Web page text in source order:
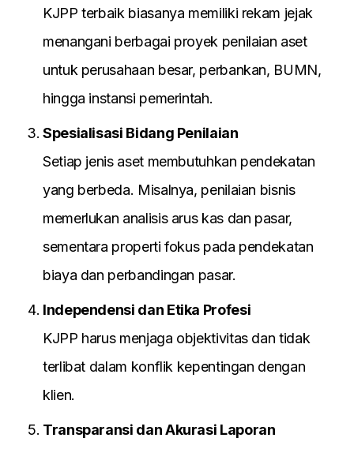
KJPP terbaik biasanya memiliki rekam jejak
menangani berbagai proyek penilaian aset
untuk perusahaan besar, perbankan, BUMN,
hingga instansi pemerintah.
Spesialisasi Bidang Penilaian
Setiap jenis aset membutuhkan pendekatan
yang berbeda. Misalnya, penilaian bisnis
memerlukan analisis arus kas dan pasar,
sementara properti fokus pada pendekatan
biaya dan perbandingan pasar.
Independensi dan Etika Profesi
KJPP harus menjaga objektivitas dan tidak
terlibat dalam konflik kepentingan dengan
klien.
Transparansi dan Akurasi Laporan